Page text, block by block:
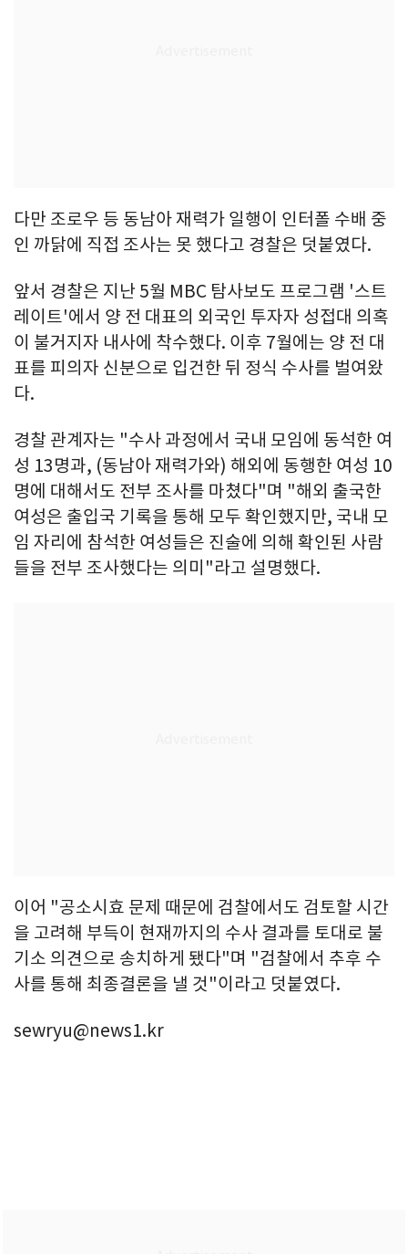
다만 조로우 등 동남아 재력가 일행이 인터폴 수배 중
인 까닭에 직접 조사는 못 했다고 경찰은 덧붙였다.
앞서 경찰은 지난 5월 MBC 탐사보도 프로그램 '스트
레이트'에서 양 전 대표의 외국인 투자자 성접대 의혹
이 불거지자 내사에 착수했다. 이후 7월에는 양 전 대
표를 피의자 신분으로 입건한 뒤 정식 수사를 벌여왔
다.
경찰 관계자는 "수사 과정에서 국내 모임에 동석한 여
성 13명과, (동남아 재력가와) 해외에 동행한 여성 10
명에 대해서도 전부 조사를 마쳤다"며 "해외 출국한
여성은 출입국 기록을 통해 모두 확인했지만, 국내 모
임 자리에 참석한 여성들은 진술에 의해 확인된 사람
들을 전부 조사했다는 의미"라고 설명했다.
이어 "공소시효 문제 때문에 검찰에서도 검토할 시간
을 고려해 부득이 현재까지의 수사 결과를 토대로 불
기소 의견으로 송치하게 됐다"며 "검찰에서 추후 수
사를 통해 최종결론을 낼 것"이라고 덧붙였다.
sewryu@news1.kr